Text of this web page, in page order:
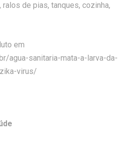
ralos de pias, tanques, cozinha,
em
agua-sanitaria-mata-a-larva-da-
virus/